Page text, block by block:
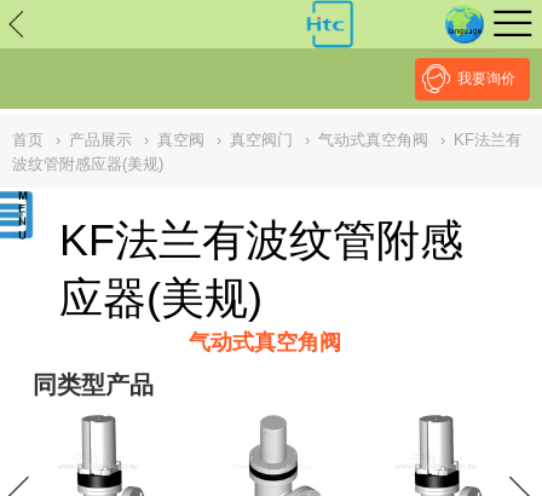
// replaced by scott on 2026/7/20 reason: high risk: Unsafe
Implementation Of Subresource Integrity /**/ // ------------------------------
我要询价
首页 › 产品展示 › 真空阀 › 真空阀门 › 气动式真空角阀 › KF法兰有
波纹管附感应器(美规)
KF法兰有波纹管附感
应器(美规)
气动式真空角阀
同类型产品